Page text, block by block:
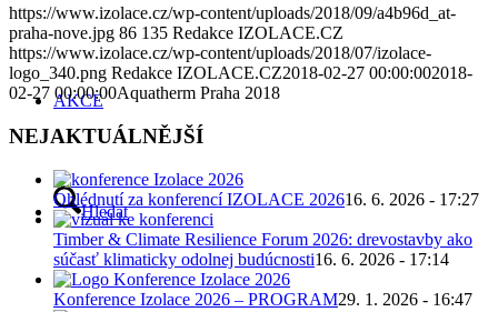
AKCE
Hledat
https://www.izolace.cz/wp-content/uploads/2018/09/a4b96d_at-
praha-nove.jpg 86 135 Redakce IZOLACE.CZ
https://www.izolace.cz/wp-content/uploads/2018/07/izolace-
logo_340.png Redakce IZOLACE.CZ2018-02-27 00:00:002018-
02-27 00:00:00Aquatherm Praha 2018
NEJAKTUÁLNĚJŠÍ
Ohlédnutí za konferencí IZOLACE 202616. 6. 2026 - 17:27
Timber & Climate Resilience Forum 2026: drevostavby ako
súčasť klimaticky odolnej budúcnosti16. 6. 2026 - 17:14
Konference Izolace 2026 – PROGRAM29. 1. 2026 - 16:47